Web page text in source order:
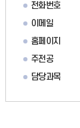
전화번호
이메일
홈페이지
주전공
담당과목